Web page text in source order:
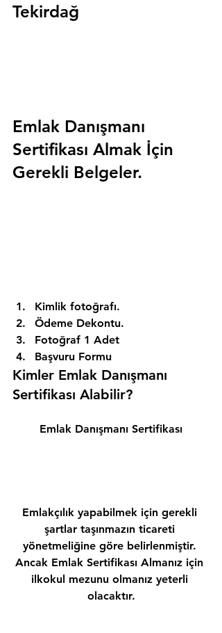
Tekirdağ
Emlak Danışmanı
Sertifikası Almak İçin
Gerekli Belgeler.
Kimlik fotoğrafı.
Ödeme Dekontu.
Fotoğraf 1 Adet
Başvuru Formu
Kimler Emlak Danışmanı
Sertifikası Alabilir?
Emlak Danışmanı Sertifikası
Emlakçılık yapabilmek için gerekli
şartlar taşınmazın ticareti
yönetmeliğine göre belirlenmiştir.
Ancak Emlak Sertifikası Almanız için
ilkokul mezunu olmanız yeterli
olacaktır.